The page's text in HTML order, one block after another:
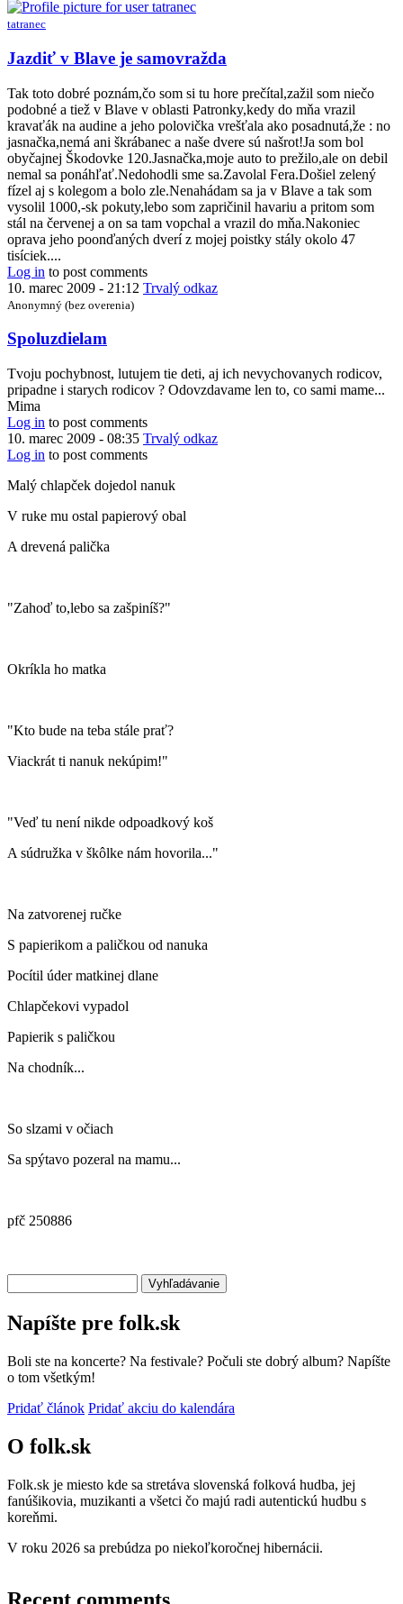
tatranec
In
reply
to
uvediem
iny
druh
vychovy...
by
dvaktvar
Jazdiť v Blave je samovražda
Tak toto dobré poznám,čo som si tu hore prečítal,zažil som niečo
podobné a tiež v Blave v oblasti Patronky,kedy do mňa vrazil
kravaťák na audine a jeho polovička vrešťala ako posadnutá,že : no
jasnačka,nemá ani škrábanec a naše dvere sú našrot!Ja som bol
obyčajnej Škodovke 120.Jasnačka,moje auto to prežilo,ale on debil
nemal sa ponáhľať.Nedohodli sme sa.Zavolal Fera.Došiel zelený
fízel aj s kolegom a bolo zle.Nenahádam sa ja v Blave a tak som
vysolil 1000,-sk pokuty,lebo som zapričinil havariu a pritom som
stál na červenej a on sa tam vopchal a vrazil do mňa.Nakoniec
oprava jeho poonďaných dverí z mojej poistky stály okolo 47
tisíciek....
Log in to post comments
10. marec 2009 - 21:12 Trvalý odkaz
Anonymný (bez overenia)
In
reply
to
uvediem
iny
druh
vychovy...
by
dvaktvar
Spoluzdielam
Tvoju pochybnost, lutujem tie deti, aj ich nevychovanych rodicov,
pripadne i starych rodicov ? Odovzdavame len to, co sami mame...
Mima
Log in to post comments
10. marec 2009 - 08:35 Trvalý odkaz
Log in to post comments
Malý chlapček dojedol nanuk
V ruke mu ostal papierový obal
A drevená palička
"Zahoď to,lebo sa zašpiníš?"
Okríkla ho matka
"Kto bude na teba stále prať?
Viackrát ti nanuk nekúpim!"
"Veď tu není nikde odpoadkový koš
A súdružka v škôlke nám hovorila..."
Na zatvorenej ručke
S papierikom a paličkou od nanuka
Pocítil úder matkinej dlane
Chlapčekovi vypadol
Papierik s paličkou
Na chodník...
So slzami v očiach
Sa spýtavo pozeral na mamu...
pfč 250886
Napíšte pre folk.sk
Boli ste na koncerte? Na festivale? Počuli ste dobrý album? Napíšte
o tom všetkým!
Pridať článok Pridať akciu do kalendára
O folk.sk
Folk.sk je miesto kde sa stretáva slovenská folková hudba, jej
fanúšikovia, muzikanti a všetci čo majú radi autentickú hudbu s
koreňmi.
V roku 2026 sa prebúdza po niekoľkoročnej hibernácii.